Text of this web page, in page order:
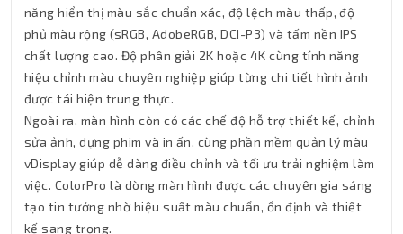
năng hiển thị màu sắc chuẩn xác, độ lệch màu thấp, độ
phủ màu rộng (sRGB, AdobeRGB, DCI-P3) và tấm nền IPS
chất lượng cao. Độ phân giải 2K hoặc 4K cùng tính năng
hiệu chỉnh màu chuyên nghiệp giúp từng chi tiết hình ảnh
được tái hiện trung thực.
Ngoài ra, màn hình còn có các chế độ hỗ trợ thiết kế, chỉnh
sửa ảnh, dựng phim và in ấn, cùng phần mềm quản lý màu
vDisplay giúp dễ dàng điều chỉnh và tối ưu trải nghiệm làm
việc. ColorPro là dòng màn hình được các chuyên gia sáng
tạo tin tưởng nhờ hiệu suất màu chuẩn, ổn định và thiết
kế sang trọng.